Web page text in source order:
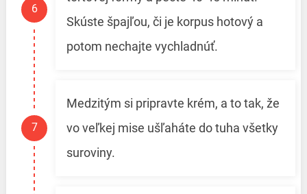
Skúste špajľou, či je korpus hotový a
potom nechajte vychladnúť.
Medzitým si pripravte krém, a to tak, že
vo veľkej mise ušľaháte do tuha všetky
suroviny.